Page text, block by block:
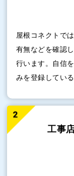
屋根コネクトで
有無などを確認
行います。自信
みを登録してい
工事